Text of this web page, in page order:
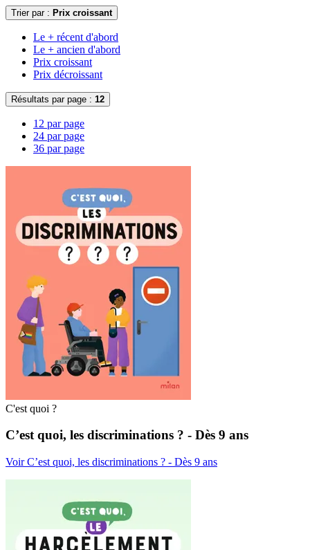
Trier par : Prix croissant
Le + récent d'abord
Le + ancien d'abord
Prix croissant
Prix décroissant
Résultats par page : 12
12 par page
24 par page
36 par page
C'est quoi ?
C’est quoi, les discriminations ? - Dès 9 ans
Voir C’est quoi, les discriminations ? - Dès 9 ans